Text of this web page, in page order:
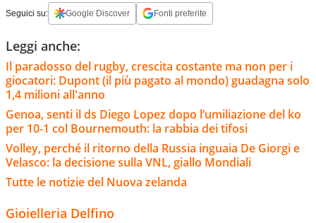
Seguici su: Google Discover Fonti preferite
Leggi anche:
Il paradosso del rugby, crescita costante ma non per i
giocatori: Dupont (il più pagato al mondo) guadagna solo
1,4 milioni all'anno
Genoa, senti il ds Diego Lopez dopo l’umiliazione del ko
per 10-1 col Bournemouth: la rabbia dei tifosi
Volley, perché il ritorno della Russia inguaia De Giorgi e
Velasco: la decisione sulla VNL, giallo Mondiali
Tutte le notizie del Nuova zelanda
Gioielleria Delfino